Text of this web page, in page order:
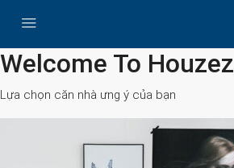
Search
Welcome To Houzez
Lựa chọn căn nhà ưng ý của bạn